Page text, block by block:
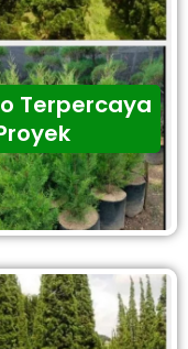
Terpercaya